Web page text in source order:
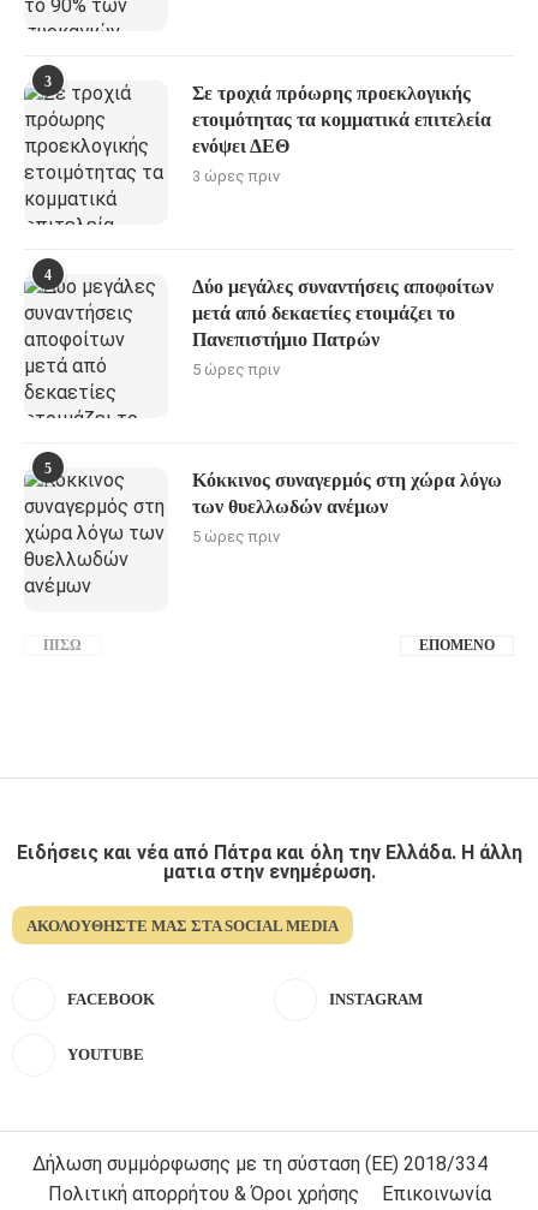
3
Σε τροχιά πρόωρης προεκλογικής
ετοιμότητας τα κομματικά επιτελεία
ενόψει ΔΕΘ
3 ώρες πριν
4
Δύο μεγάλες συναντήσεις αποφοίτων
μετά από δεκαετίες ετοιμάζει το
Πανεπιστήμιο Πατρών
5 ώρες πριν
5
Κόκκινος συναγερμός στη χώρα λόγω
των θυελλωδών ανέμων
5 ώρες πριν
ΠΊΣΩ ΕΠΌΜΕΝΟ
Ειδήσεις και νέα από Πάτρα και όλη την Ελλάδα. Η άλλη
ματια στην ενημέρωση.
ΑΚΟΛΟΥΘΉΣΤΕ ΜΑΣ ΣΤΑ SOCIAL MEDIA
FACEBOOK INSTAGRAM
YOUTUBE
Δήλωση συμμόρφωσης με τη σύσταση (ΕΕ) 2018/334
Πολιτική απορρήτου & Όροι χρήσης
Επικοινωνία